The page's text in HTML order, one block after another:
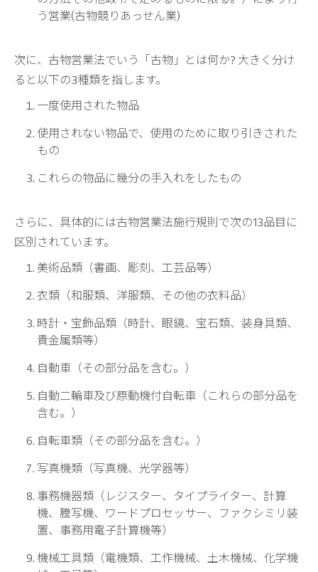
う営業(古物競りあっせん業)
次に、古物営業法でいう「古物」とは何か? 大きく分け
ると以下の3種類を指します。
一度使用された物品
使用されない物品で、使用のために取り引きされた
もの
これらの物品に幾分の手入れをしたもの
さらに、具体的には古物営業法施行規則で次の13品目に
区別されています。
美術品類（書画、彫刻、工芸品等）
衣類（和服類、洋服類、その他の衣料品）
時計・宝飾品類（時計、眼鏡、宝石類、装身具類、
貴金属類等）
自動車（その部分品を含む。）
自動二輪車及び原動機付自転車（これらの部分品を
含む。）
自転車類（その部分品を含む。）
写真機類（写真機、光学器等）
事務機器類（レジスター、タイプライター、計算
機、謄写機、ワードプロセッサー、ファクシミリ装
置、事務用電子計算機等）
機械工具類（電機類、工作機械、土木機械、化学機